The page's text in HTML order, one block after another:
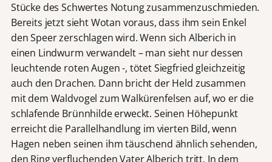
Stücke des Schwertes Notung zusammenzuschmieden.
Bereits jetzt sieht Wotan voraus, dass ihm sein Enkel
den Speer zerschlagen wird. Wenn sich Alberich in
einen Lindwurm verwandelt – man sieht nur dessen
leuchtende roten Augen -, tötet Siegfried gleichzeitig
auch den Drachen. Dann bricht der Held zusammen
mit dem Waldvogel zum Walkürenfelsen auf, wo er die
schlafende Brünnhilde erweckt. Seinen Höhepunkt
erreicht die Parallelhandlung im vierten Bild, wenn
Hagen neben seinen ihm täuschend ähnlich sehenden,
den Ring verfluchenden Vater Alberich tritt. In dem